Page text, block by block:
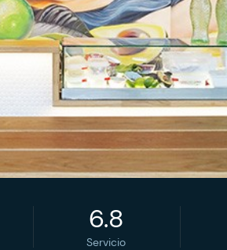
6.8
Servicio